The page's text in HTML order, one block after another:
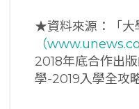
★資料來源：「大
（
2018年底合作出
學-2019入學全攻